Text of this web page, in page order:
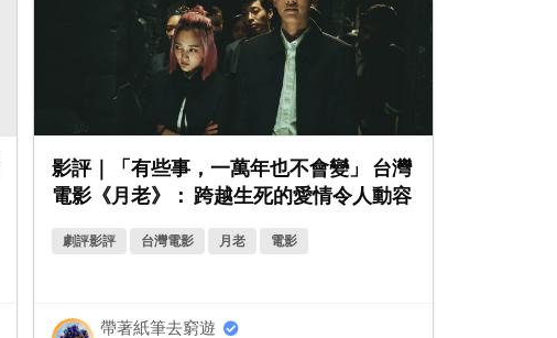
影評｜「有些事，一萬年也不會變」 台灣
電影《月老》： 跨越生死的愛情令人動容
劇評影評 台灣電影 月老 電影
帶著紙筆去窮遊